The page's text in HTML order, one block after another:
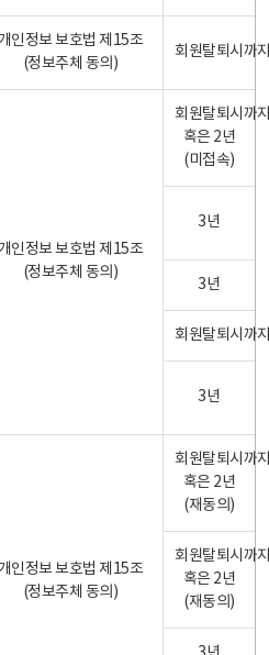
개인정보 보호법 제15조
(정보주체 동의)
회원탈퇴시까
개인정보 보호법 제15조
(정보주체 동의)
회원탈퇴시까
혹은 2년
(미접속)
3년
3년
회원탈퇴시까
3년
개인정보 보호법 제15조
(정보주체 동의)
회원탈퇴시까
혹은 2년
(재동의)
회원탈퇴시까
혹은 2년
(재동의)